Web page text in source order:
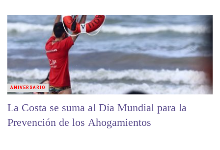
La Costa se suma al Día Mundial para la
Prevención de los Ahogamientos
ANIVERSARIO